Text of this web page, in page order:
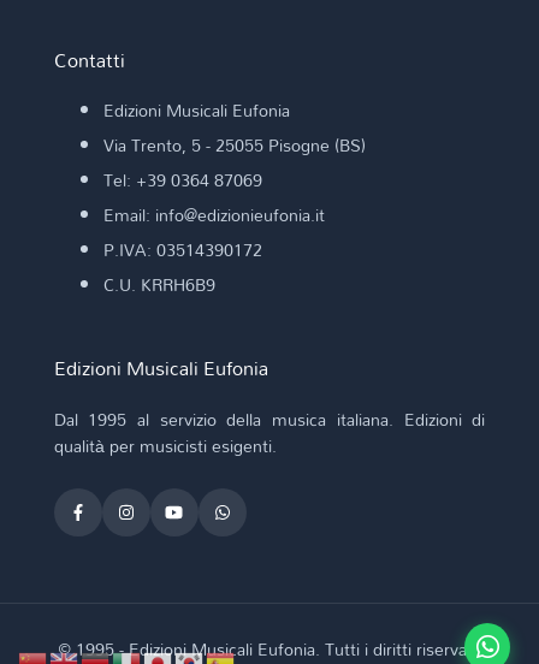
Contatti
Edizioni Musicali Eufonia
Via Trento, 5 - 25055 Pisogne (BS)
Tel: +39 0364 87069
Email: info@edizionieufonia.it
P.IVA: 03514390172
C.U. KRRH6B9
Edizioni Musicali Eufonia
Dal 1995 al servizio della musica italiana. Edizioni di
qualità per musicisti esigenti.
© 1995 - Edizioni Musicali Eufonia. Tutti i diritti riservati.